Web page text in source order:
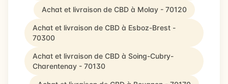
Achat et livraison de CBD à Molay - 70120
Achat et livraison de CBD à Esboz-Brest -
70300
Achat et livraison de CBD à Soing-Cubry-
Charentenay - 70130